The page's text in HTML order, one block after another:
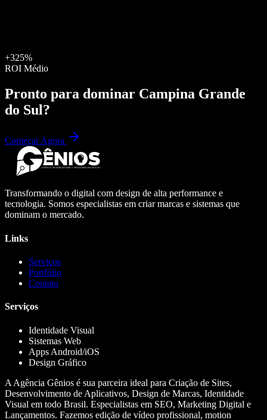
+325%
ROI Médio
Pronto para dominar Campina Grande
do Sul?
Começar Agora
Transformando o digital com design de alta performance e
tecnologia. Somos especialistas em criar marcas e sistemas que
dominam o mercado.
Links
Serviços
Portfólio
Contato
Serviços
Identidade Visual
Sistemas Web
Apps Android/iOS
Design Gráfico
A Agência Gênios é sua parceira ideal para Criação de Sites,
Desenvolvimento de Aplicativos, Design de Marcas, Identidade
Visual em todo Brasil. Especialistas em SEO, Marketing Digital e
Lançamentos. Fazemos edição de vídeo profissional, motion